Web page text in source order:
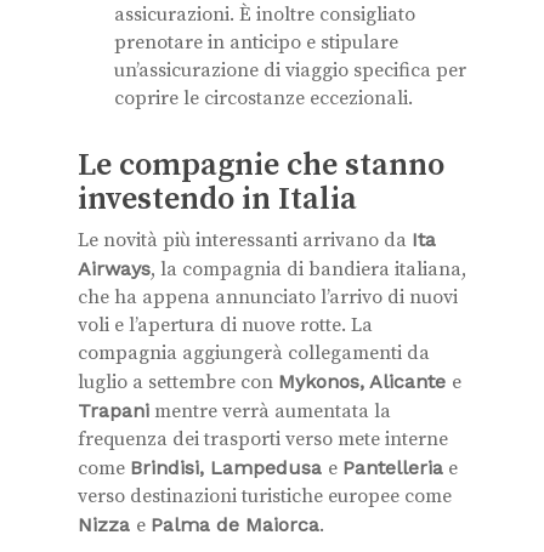
assicurazioni. È inoltre consigliato
prenotare in anticipo e stipulare
un’assicurazione di viaggio specifica per
coprire le circostanze eccezionali.
Le compagnie che stanno
investendo in Italia
Le novità più interessanti arrivano da Ita
Airways, la compagnia di bandiera italiana,
che ha appena annunciato l’arrivo di nuovi
voli e l’apertura di nuove rotte. La
compagnia aggiungerà collegamenti da
luglio a settembre con Mykonos, Alicante e
Trapani mentre verrà aumentata la
frequenza dei trasporti verso mete interne
come Brindisi, Lampedusa e Pantelleria e
verso destinazioni turistiche europee come
Nizza e Palma de Maiorca.